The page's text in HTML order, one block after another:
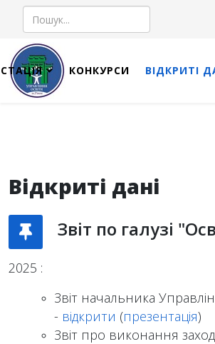
Пошук
КОНКУРСИ ВІДКРИТІ
Відкриті дані
Звіт по галузі
2025 :
Звіт начальника
- відкрити (презентація)
Звіт про виконання